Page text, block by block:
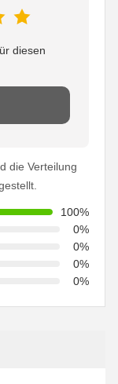
diesen
die Verteilung
100%
0%
0%
0%
0%